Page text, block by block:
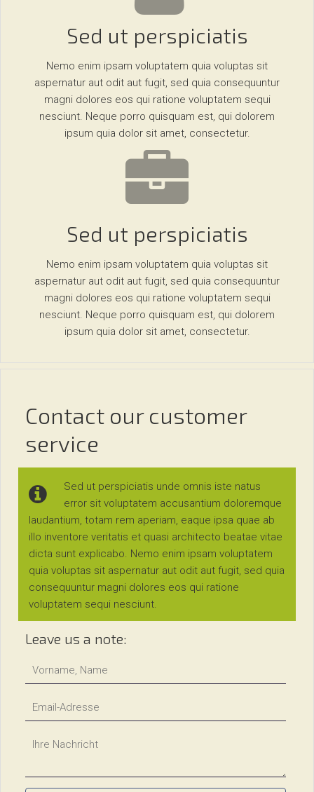
Sed ut perspiciatis
Nemo enim ipsam voluptatem quia voluptas sit
aspernatur aut odit aut fugit, sed quia consequuntur
magni dolores eos qui ratione voluptatem sequi
nesciunt. Neque porro quisquam est, qui dolorem
ipsum quia dolor sit amet, consectetur.
Sed ut perspiciatis
Nemo enim ipsam voluptatem quia voluptas sit
aspernatur aut odit aut fugit, sed quia consequuntur
magni dolores eos qui ratione voluptatem sequi
nesciunt. Neque porro quisquam est, qui dolorem
ipsum quia dolor sit amet, consectetur.
Contact our customer
service
Sed ut perspiciatis unde omnis iste natus
error sit voluptatem accusantium doloremque
laudantium, totam rem aperiam, eaque ipsa quae ab
illo inventore veritatis et quasi architecto beatae vitae
dicta sunt explicabo. Nemo enim ipsam voluptatem
quia voluptas sit aspernatur aut odit aut fugit, sed quia
consequuntur magni dolores eos qui ratione
voluptatem sequi nesciunt.
Leave us a note: